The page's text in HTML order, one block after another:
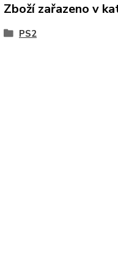
Zboží zařazeno v
PS2